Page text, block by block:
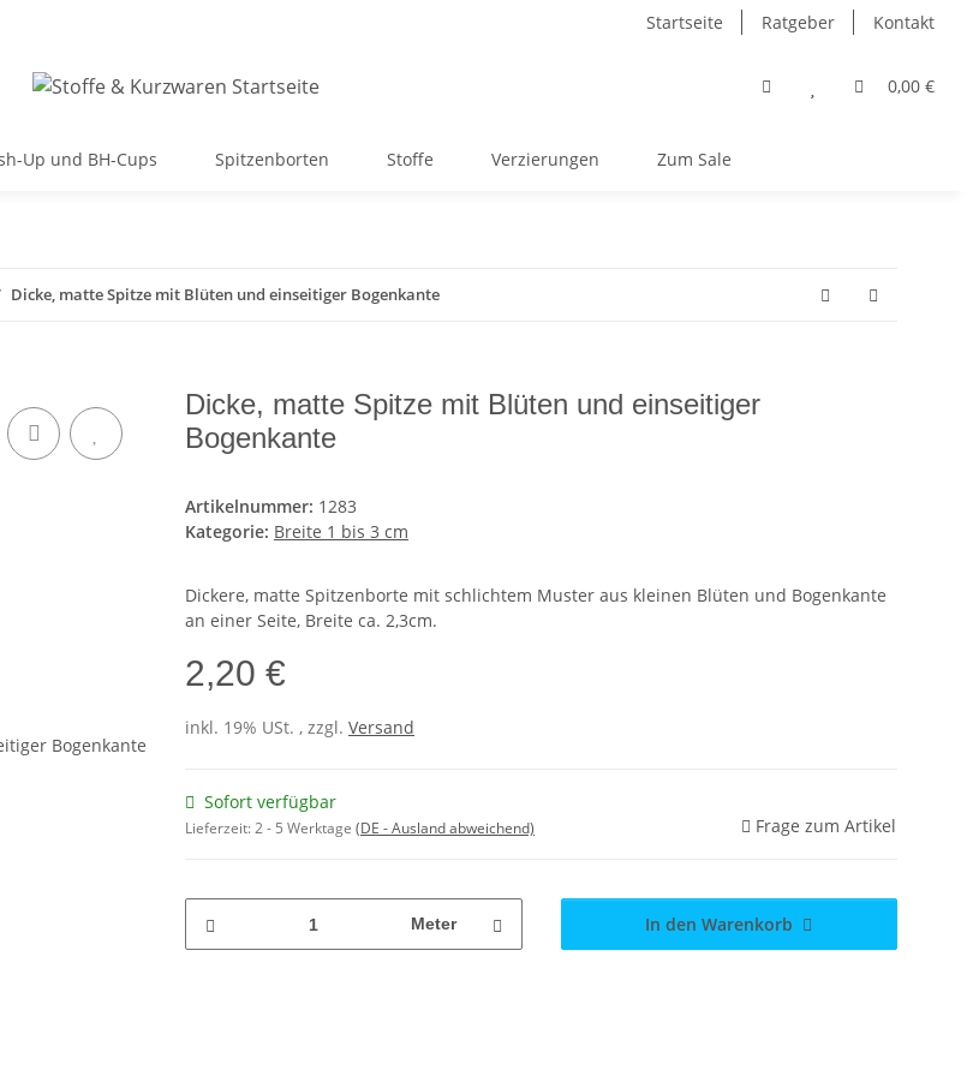
Startseite Ratgeber Kontakt
0,00 €
Up und BH-Cups Spitzenborten Stoffe Verzierungen Zum Sale
Dicke, matte Spitze mit Blüten und einseitiger Bogenkante
Dicke, matte Spitze mit Blüten und einseitiger
Bogenkante
Artikelnummer: 1283
Kategorie: Breite 1 bis 3 cm
Dickere, matte Spitzenborte mit schlichtem Muster aus kleinen Blüten und Bogenkante
an einer Seite, Breite ca. 2,3cm.
2,20 €
inkl. 19% USt. , zzgl. Versand
Sofort verfügbar
Lieferzeit:2 - 5 Werktage (DE - Ausland abweichend) Frage zum Artikel
Meter In den Warenkorb